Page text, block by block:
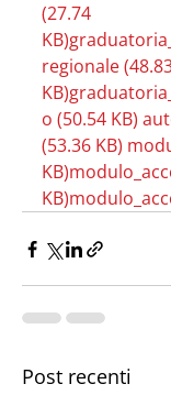
(27.74
KB)
regionale
KB)
o (50.54 KB)
(53.36 KB)
KB)
KB)
Post recenti